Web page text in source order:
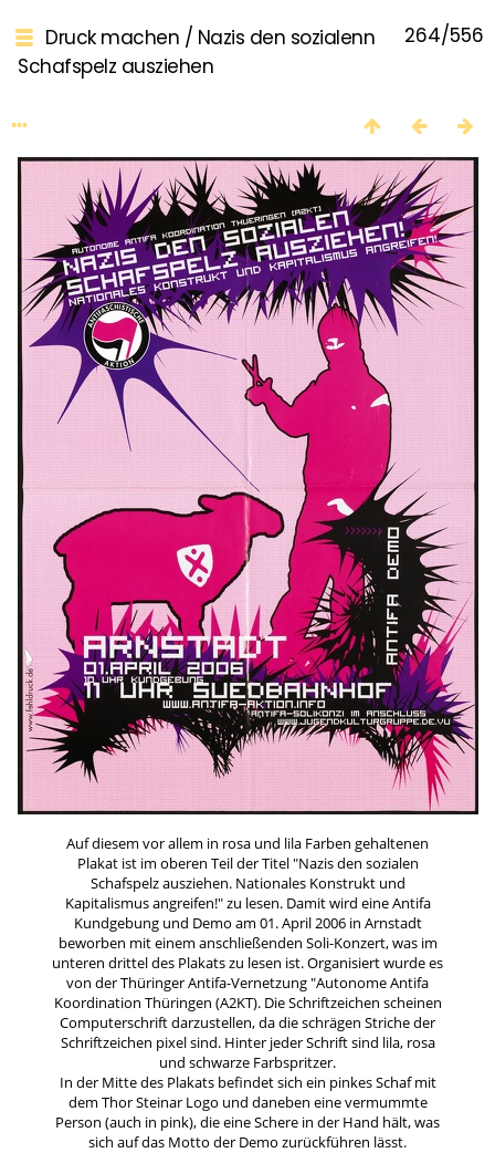
264/556
Druck machen / Nazis den sozialenn
Schafspelz ausziehen
Auf diesem vor allem in rosa und lila Farben gehaltenen
Plakat ist im oberen Teil der Titel "Nazis den sozialen
Schafspelz ausziehen. Nationales Konstrukt und
Kapitalismus angreifen!" zu lesen. Damit wird eine Antifa
Kundgebung und Demo am 01. April 2006 in Arnstadt
beworben mit einem anschließenden Soli-Konzert, was im
unteren drittel des Plakats zu lesen ist. Organisiert wurde es
von der Thüringer Antifa-Vernetzung "Autonome Antifa
Koordination Thüringen (A2KT). Die Schriftzeichen scheinen
Computerschrift darzustellen, da die schrägen Striche der
Schriftzeichen pixel sind. Hinter jeder Schrift sind lila, rosa
und schwarze Farbspritzer.
In der Mitte des Plakats befindet sich ein pinkes Schaf mit
dem Thor Steinar Logo und daneben eine vermummte
Person (auch in pink), die eine Schere in der Hand hält, was
sich auf das Motto der Demo zurückführen lässt.